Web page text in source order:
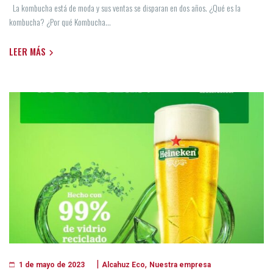
La kombucha está de moda y sus ventas se disparan en dos años. ¿Qué es la
kombucha? ¿Por qué Kombucha...
LEER MÁS
1 de mayo de 2023 | Alcahuz Eco, Nuestra empresa